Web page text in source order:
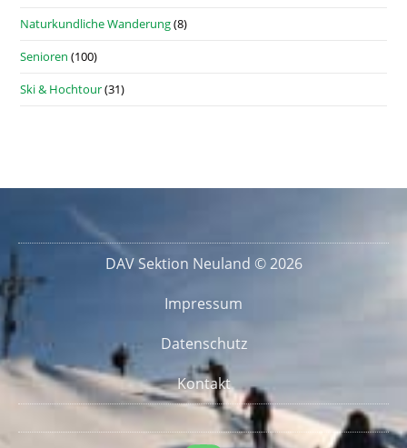
Naturkundliche Wanderung(8)
Senioren (100)
Ski & Hochtour(31)
DAV Sektion Neuland © 2026
Impressum
Datenschutz
Kontakt